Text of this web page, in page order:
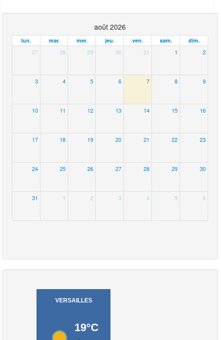
août 2026
lun. mar. mer. jeu. ven. sam. dim.
27 28 29 30 31 1 2
3 4 5 6 7 8 9
10 11 12 13 14 15 16
17 18 19 20 21 22 23
24 25 26 27 28 29 30
31 1 2 3 4 5 6